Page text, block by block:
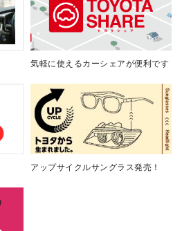
気軽に使えるカーシェアが便利です
アップサイクルサングラス発売！